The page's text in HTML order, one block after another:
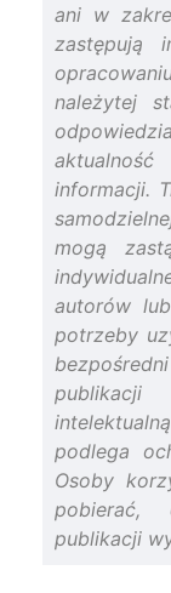
ani w
zastępują
należytej
informacji.
mogą
autorów
potrzeby
podlega
Osoby
publikacji